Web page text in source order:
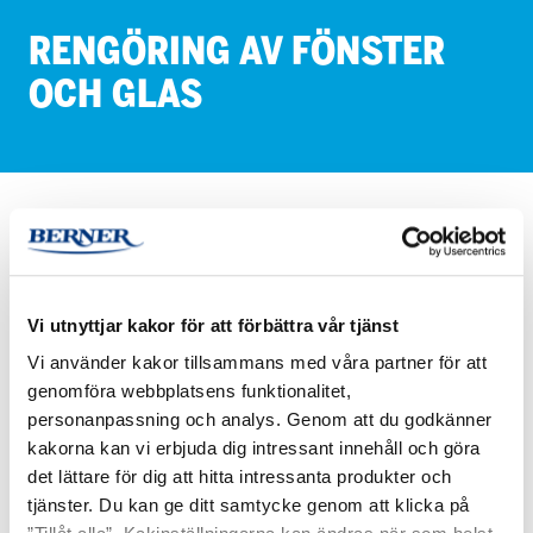
Vi utnyttjar kakor för att förbättra vår tjänst
Vi använder kakor tillsammans med våra partner för att
genomföra webbplatsens funktionalitet,
personanpassning och analys. Genom att du godkänner
kakorna kan vi erbjuda dig intressant innehåll och göra
det lättare för dig att hitta intressanta produkter och
tjänster. Du kan ge ditt samtycke genom att klicka på
REN­GÖ­RING AV FÖNS­TER
OCH GLAS
BRANSCHER Rengöring av fönster och glas
rena och streckfria ytor utan ansträngning. Utforska sortiment.
HETI
LOISTO
LASIPINTOJEN
PUHDISTUSAINE
HETI
Loisto
Spray
750
ml